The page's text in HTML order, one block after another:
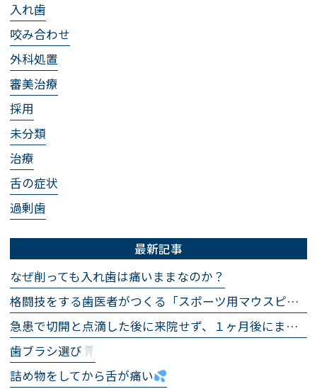
入れ歯
咬み合わせ
外科処置
審美治療
採用
未分類
治療
舌の症状
過剰歯
最新記事
なぜ削っても入れ歯は痛いままなのか？
格闘技をする歯医者がつくる「スポーツ用マウスピース」
急患で切開と点滴した後に来院せず、１ヶ月後にまた急患で来院され、まったく同じ処置をした話
歯ブラシ選び
詰め物をしてから舌が痛い